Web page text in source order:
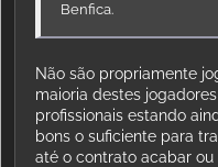
Benfica.
Não são propriamente
maioria destes
profissionais estando
bons o suficiente para
até o contrato acabar